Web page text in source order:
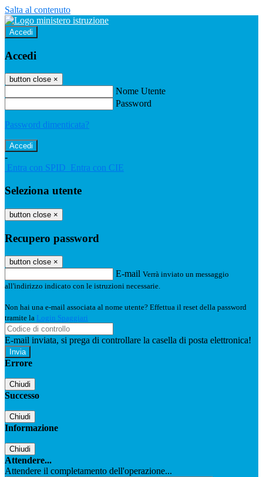
Salta al contenuto
Accedi
Accedi
button close ×
Nome Utente
Password
Password dimenticata?
-
Entra con SPID Entra con CIE
Seleziona utente
button close ×
Recupero password
button close ×
E-mail Verrà inviato un messaggio
all'indirizzo indicato con le istruzioni necessarie.
Non hai una e-mail associata al nome utente? Effettua il reset della password
tramite la Login Spaggiari
E-mail inviata, si prega di controllare la casella di posta elettronica!
Errore
Chiudi
Successo
Chiudi
Informazione
Chiudi
Attendere...
Attendere il completamento dell'operazione...